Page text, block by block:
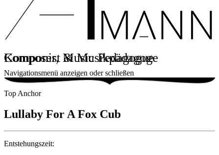
Komponist & Musikpädagoge
Composer, Music Pedagogue
Navigationsmenü anzeigen oder schließen
Top Anchor
Lullaby For A Fox Cub
Entstehungszeit: